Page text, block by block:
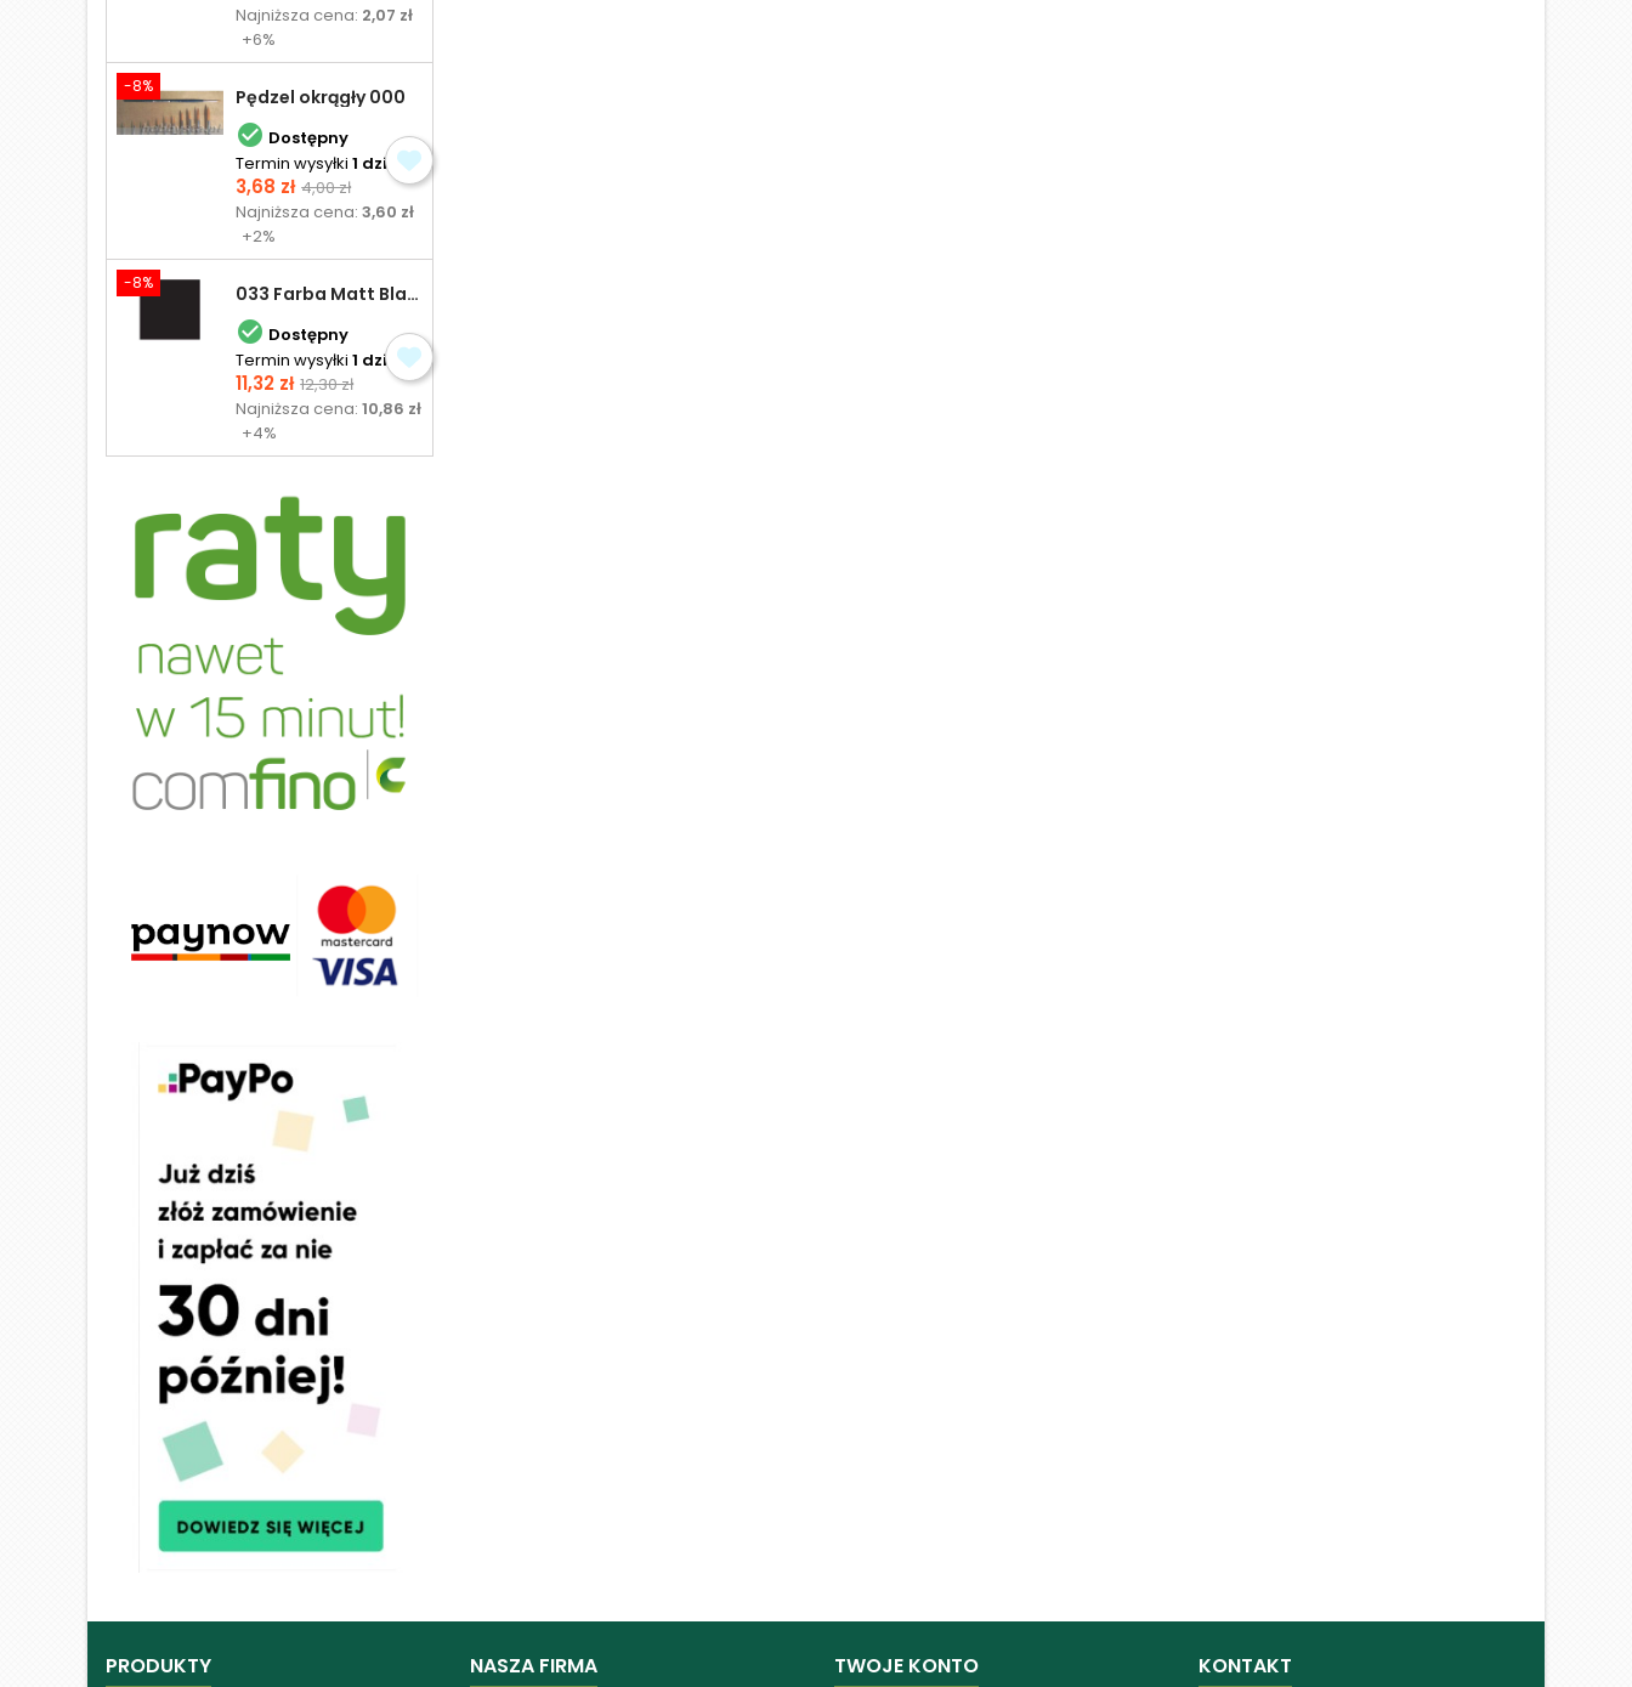
podstawowa
Najniższa cena: 2,07 zł
+6%
-8% Pędzel okrągły 000
 Dostępny
Termin wysyłki 1 dzień
Cena
3,68 zł Cena
podstawowa
4,00 zł
Najniższa cena:3,60 zł
+2%
-8% 033 Farba Matt Black - olejna
 Dostępny
Termin wysyłki 1 dzień
Cena
11,32 zł Cena
podstawowa
12,30 zł
Najniższa cena:10,86 zł
+4%
PRODUKTY NASZA FIRMA TWOJE KONTO KONTAKT